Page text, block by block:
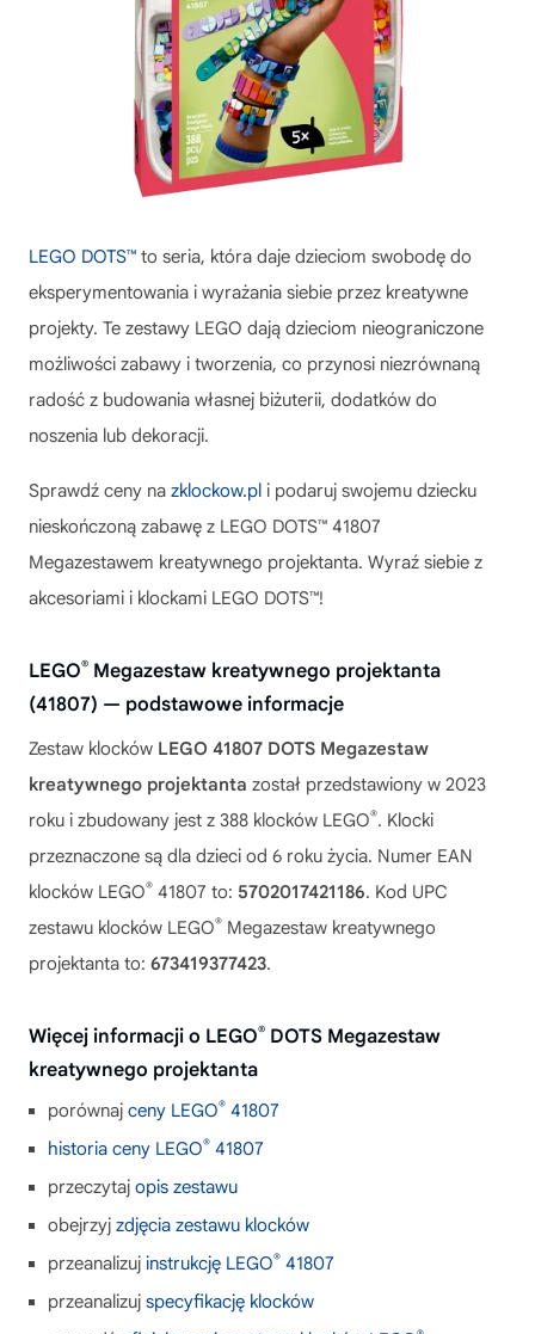
LEGO DOTS™ to seria, która daje dzieciom swobodę do
eksperymentowania i wyrażania siebie przez kreatywne
projekty. Te zestawy LEGO dają dzieciom nieograniczone
możliwości zabawy i tworzenia, co przynosi niezrównaną
radość z budowania własnej biżuterii, dodatków do
noszenia lub dekoracji.
Sprawdź ceny na zklockow.pl i podaruj swojemu dziecku
nieskończoną zabawę z LEGO DOTS™ 41807
Megazestawem kreatywnego projektanta. Wyraź siebie z
akcesoriami i klockami LEGO DOTS™!
LEGO® Megazestaw kreatywnego projektanta
(41807) — podstawowe informacje
Zestaw klocków LEGO 41807 DOTS Megazestaw
kreatywnego projektanta został przedstawiony w 2023
roku i zbudowany jest z 388 klocków LEGO®. Klocki
przeznaczone są dla dzieci od 6 roku życia. Numer EAN
klocków LEGO® 41807 to: 5702017421186. Kod UPC
zestawu klocków LEGO® Megazestaw kreatywnego
projektanta to: 673419377423.
Więcej informacji o LEGO® DOTS Megazestaw
kreatywnego projektanta
porównaj ceny LEGO® 41807
historia ceny LEGO® 41807
przeczytaj opis zestawu
obejrzyj zdjęcia zestawu klocków
przeanalizuj instrukcję LEGO® 41807
przeanalizuj specyfikację klocków